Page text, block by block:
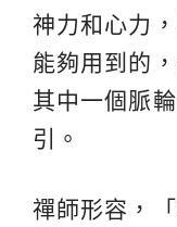
神力和心力
能夠用到的
其中一個脈
引。
禪師形容，「